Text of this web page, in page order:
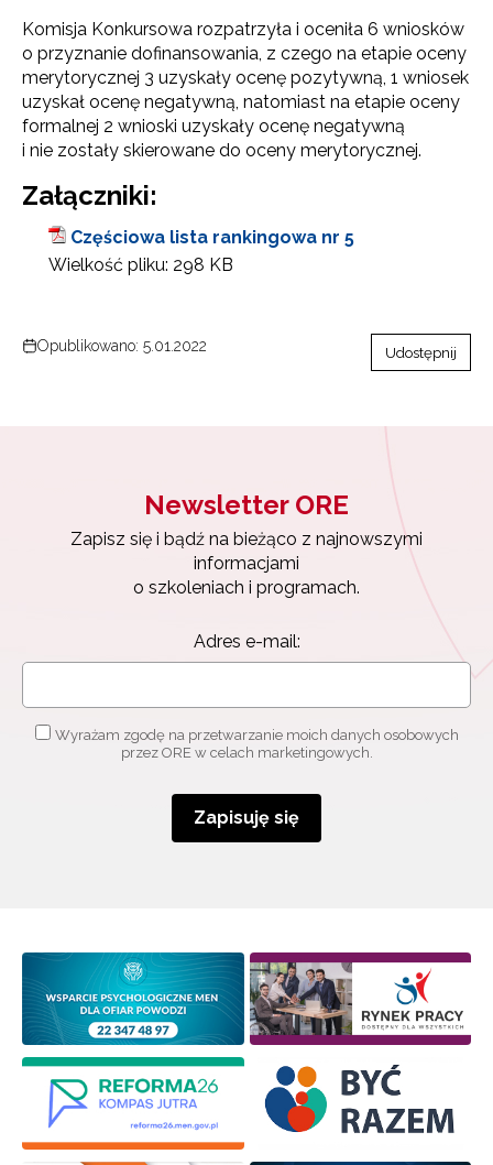
Komisja Konkursowa rozpatrzyła i oceniła 6 wniosków
o przyznanie dofinansowania, z czego na etapie oceny
merytorycznej 3 uzyskały ocenę pozytywną, 1 wniosek
uzyskał ocenę negatywną, natomiast na etapie oceny
formalnej 2 wnioski uzyskały ocenę negatywną
i nie zostały skierowane do oceny merytorycznej.
Załączniki:
Częściowa lista rankingowa nr 5
Wielkość pliku: 298 KB
Opublikowano: 5.01.2022 Udostępnij
Newsletter ORE
Zapisz się i bądź na bieżąco z najnowszymi
informacjami
o szkoleniach i programach.
Adres e-mail:
Wyrażam zgodę na przetwarzanie moich danych osobowych
przez ORE w celach marketingowych.
Zapisuję się